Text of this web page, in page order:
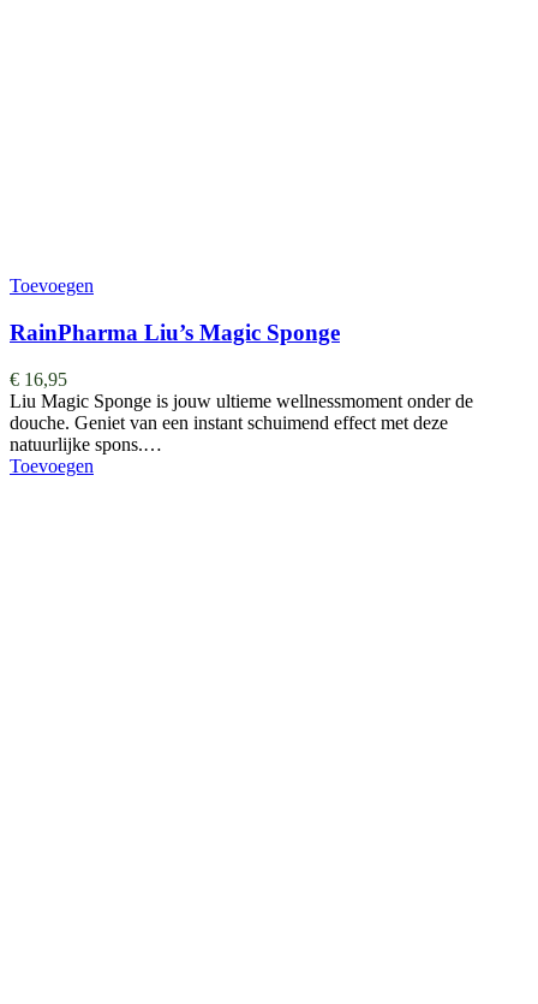
Toevoegen
RainPharma Liu’s Magic Sponge
€ 16,95
Liu Magic Sponge is jouw ultieme wellnessmoment onder de
douche. Geniet van een instant schuimend effect met deze
natuurlijke spons.…
Toevoegen